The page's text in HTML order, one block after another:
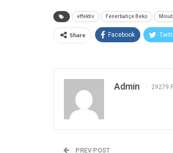
effektiv Fenerbahçe Beko
Share Facebook
Admin 29279
PREV POST